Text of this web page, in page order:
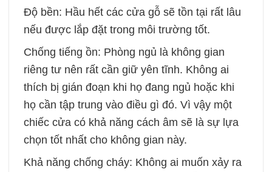
Độ bền: Hầu hết các cửa gỗ sẽ tồn tại rất lâu
nếu được lắp đặt trong môi trường tốt.
Chống tiếng ồn: Phòng ngủ là không gian
riêng tư nên rất cần giữ yên tĩnh. Không ai
thích bị gián đoạn khi họ đang ngủ hoặc khi
họ cần tập trung vào điều gì đó. Vì vậy một
chiếc cửa có khả năng cách âm sẽ là sự lựa
chọn tốt nhất cho không gian này.
Khả năng chống cháy: Không ai muốn xảy ra